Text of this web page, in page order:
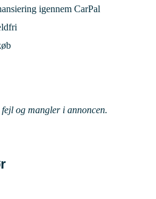
igennem CarPal
og mangler i annoncen.